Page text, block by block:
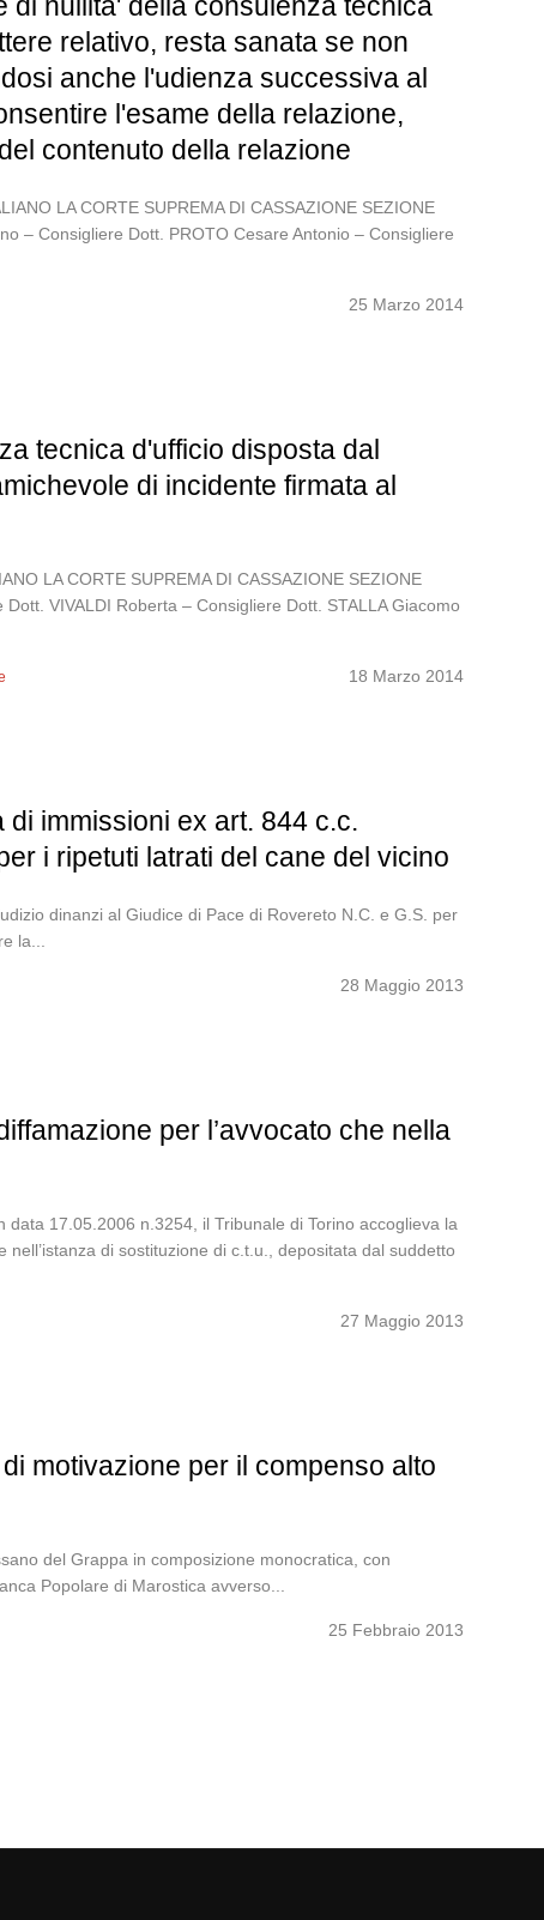
relativo, resta sanata se non
anche l'udienza successiva al
l'esame della relazione,
contenuto della relazione
LA CORTE SUPREMA DI CASSAZIONE SEZIONE
– Consigliere Dott. PROTO Cesare Antonio – Consigliere
25 Marzo 2014
tecnica d'ufficio disposta dal
di incidente firmata al
LA CORTE SUPREMA DI CASSAZIONE SEZIONE
VIVALDI Roberta – Consigliere Dott. STALLA Giacomo
18 Marzo 2014
immissioni ex art. 844 c.c.
i ripetuti latrati del cane del vicino
dinanzi al Giudice di Pace di Rovereto N.C. e G.S. per
la...
28 Maggio 2013
per l’avvocato che nella
17.05.2006 n.3254, il Tribunale di Torino accoglieva la
di sostituzione di c.t.u., depositata dal suddetto
27 Maggio 2013
motivazione per il compenso alto
del Grappa in composizione monocratica, con
Popolare di Marostica avverso...
25 Febbraio 2013